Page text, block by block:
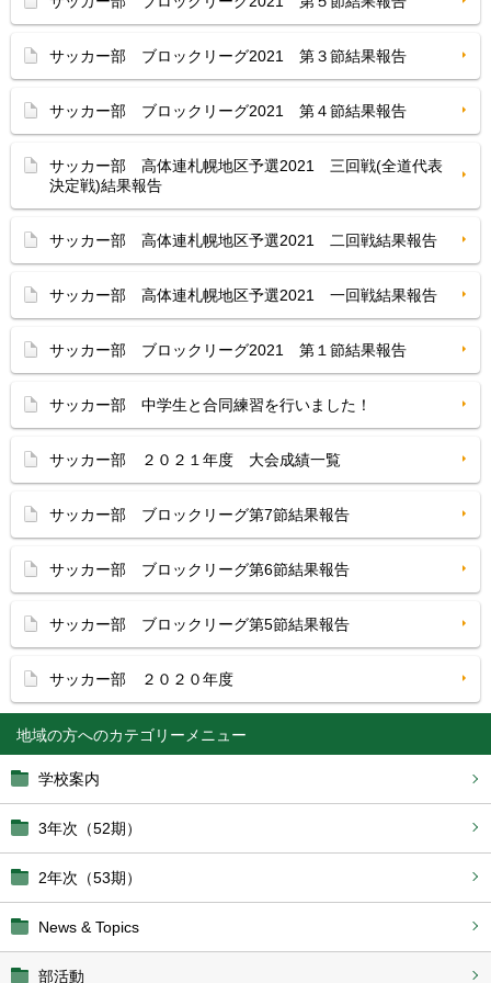
地域の方へ
学校案内
3年次（52期）
2年次（53期）
News & Topics
部活動
サッカー部 ブロックリーグ2021 第３節結果報告
サッカー部 ブロックリーグ2021 第４節結果報告
サッカー部 高体連札幌地区予選2021 三回戦(全道代表
決定戦)結果報告
サッカー部 高体連札幌地区予選2021 二回戦結果報告
サッカー部 高体連札幌地区予選2021 一回戦結果報告
サッカー部 ブロックリーグ2021 第１節結果報告
サッカー部 中学生と合同練習を行いました！
サッカー部 ２０２１年度 大会成績一覧
サッカー部 ブロックリーグ第7節結果報告
サッカー部 ブロックリーグ第6節結果報告
サッカー部 ブロックリーグ第5節結果報告
サッカー部 ２０２０年度